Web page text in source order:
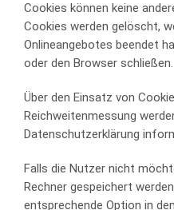
Cookies können keine
Cookies werden gelöscht,
Onlineangebotes beendet
oder den Browser schließen.
Über den Einsatz von
Reichweitenmessung
Datenschutzerklärung
Falls die Nutzer nicht
Rechner gespeichert
entsprechende Option in